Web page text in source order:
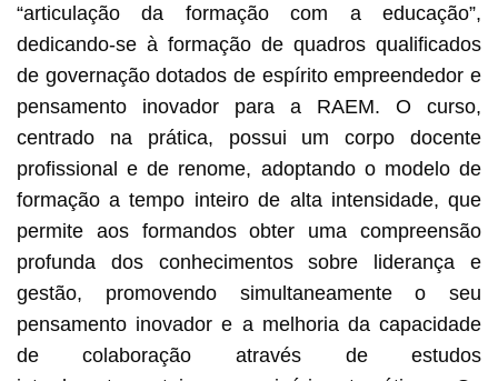
“articulação da formação com a educação”,
dedicando-se à formação de quadros qualificados
de governação dotados de espírito empreendedor e
pensamento inovador para a RAEM. O curso,
centrado na prática, possui um corpo docente
profissional e de renome, adoptando o modelo de
formação a tempo inteiro de alta intensidade, que
permite aos formandos obter uma compreensão
profunda dos conhecimentos sobre liderança e
gestão, promovendo simultaneamente o seu
pensamento inovador e a melhoria da capacidade
de colaboração através de estudos